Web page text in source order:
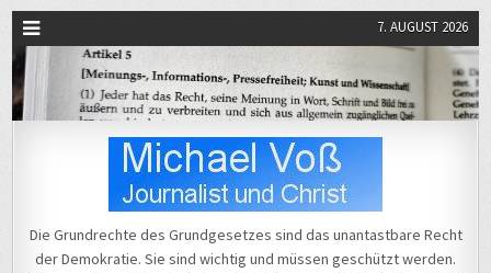
7. AUGUST 2026
Michael Voß
Die Grundrechte des Grundgesetzes sind das unantastbare Recht
der Demokratie. Sie sind wichtig und müssen geschützt werden.